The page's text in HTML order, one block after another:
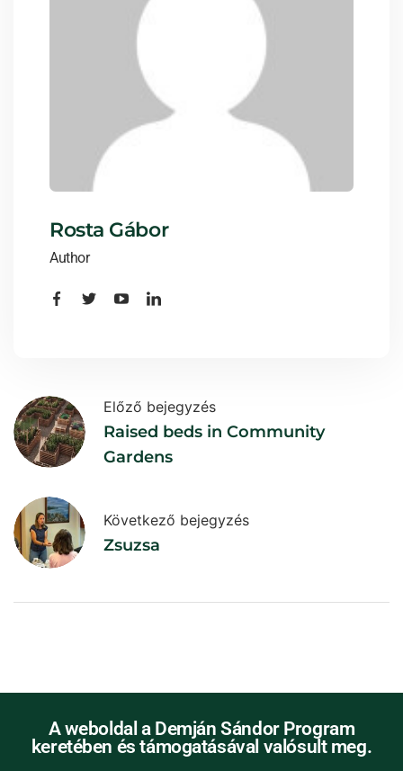
Rosta Gábor
Author
Előző bejegyzés
Raised beds in Community
Gardens
Következő bejegyzés
Zsuzsa
A weboldal a Demján Sándor Program
keretében és támogatásával valósult meg.